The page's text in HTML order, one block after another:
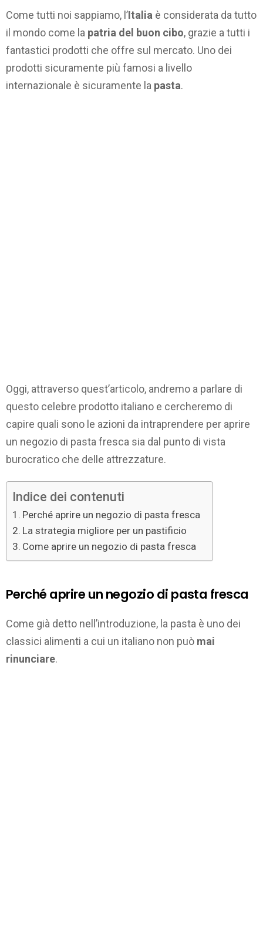
Come tutti noi sappiamo, l’Italia è considerata da tutto
il mondo come la patria del buon cibo, grazie a tutti i
fantastici prodotti che offre sul mercato. Uno dei
prodotti sicuramente più famosi a livello
internazionale è sicuramente la pasta.
Oggi, attraverso quest’articolo, andremo a parlare di
questo celebre prodotto italiano e cercheremo di
capire quali sono le azioni da intraprendere per aprire
un negozio di pasta fresca sia dal punto di vista
burocratico che delle attrezzature.
Indice dei contenuti
Perché aprire un negozio di pasta fresca
La strategia migliore per un pastificio
Come aprire un negozio di pasta fresca
Perché aprire un negozio di pasta fresca
Come già detto nell’introduzione, la pasta è uno dei
classici alimenti a cui un italiano non può mai
rinunciare.